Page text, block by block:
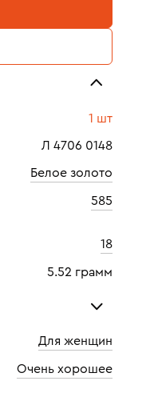
1 шт
Л 4706 0148
Белое золото
585
18
5.52 грамм
1 шт
Для женщин
Очень хорошее